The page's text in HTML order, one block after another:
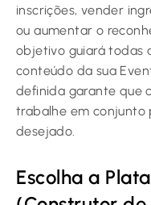
inscrições, vender
ou aumentar o
objetivo guiará todas
conteúdo da sua
definida garante que
trabalhe em conjunto
desejado.
Escolha a